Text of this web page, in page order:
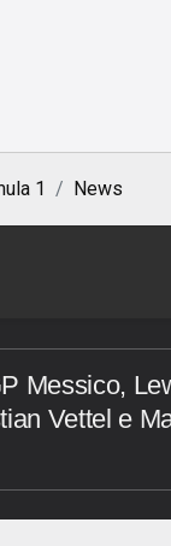
1 News
Messico,
Vettel e